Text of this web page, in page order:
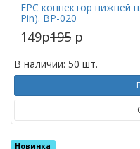
FPC коннектор нижней
Pin). BP-020
149p195 p
В наличии: 50 шт.
Новинка